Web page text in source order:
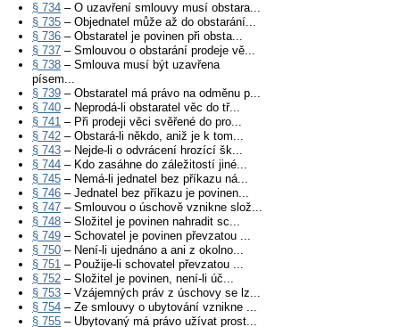
§ 734 – O uzavření smlouvy musí obstara...
§ 735 – Objednatel může až do obstarání...
§ 736 – Obstaratel je povinen při obsta...
§ 737 – Smlouvou o obstarání prodeje vě...
§ 738 – Smlouva musí být uzavřena
písem...
§ 739 – Obstaratel má právo na odměnu p...
§ 740 – Neprodá-li obstaratel věc do tř...
§ 741 – Při prodeji věci svěřené do pro...
§ 742 – Obstará-li někdo, aniž je k tom...
§ 743 – Nejde-li o odvrácení hrozící šk...
§ 744 – Kdo zasáhne do záležitostí jiné...
§ 745 – Nemá-li jednatel bez příkazu ná...
§ 746 – Jednatel bez příkazu je povinen...
§ 747 – Smlouvou o úschově vznikne slož...
§ 748 – Složitel je povinen nahradit sc...
§ 749 – Schovatel je povinen převzatou ...
§ 750 – Není-li ujednáno a ani z okolno...
§ 751 – Použije-li schovatel převzatou ...
§ 752 – Složitel je povinen, není-li úč...
§ 753 – Vzájemných práv z úschovy se lz...
§ 754 – Ze smlouvy o ubytování vznikne ...
§ 755 – Ubytovaný má právo užívat prost...